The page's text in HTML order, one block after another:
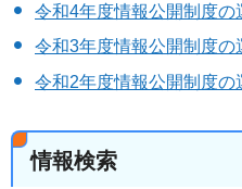
令和4年度情報公開制度の
令和3年度情報公開制度の
令和2年度情報公開制度の
情報検索